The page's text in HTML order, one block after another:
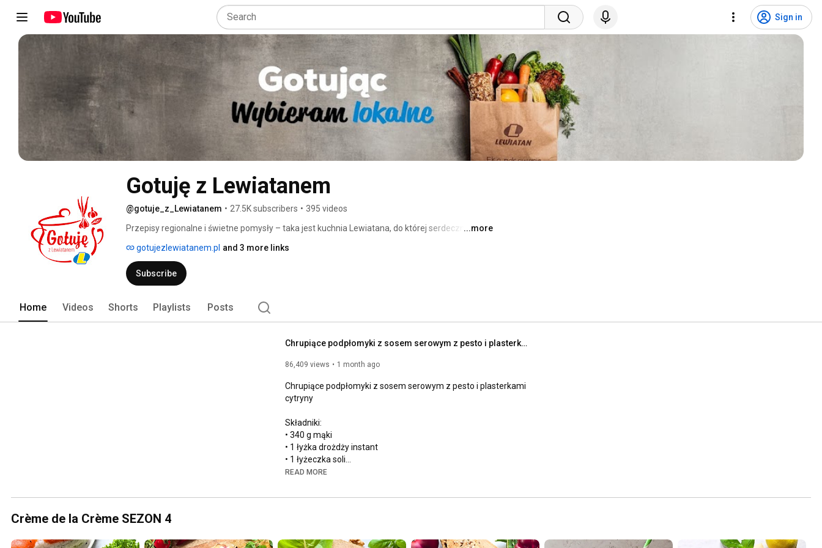
Sign in
Gotuję z Lewiatanem
@gotuje_z_Lewiatanem • 27.5K subscribers • 395 videos
Przepisy regionalne i świetne pomysły – taka jest kuchnia Lewiatana, do której serdecznie Cię
...more
gotujezlewiatanem.pl and 3 more links
Subscribe
Home Videos Shorts Playlists Posts
Chrupiące podpłomyki z sosem serowym z pesto i plasterkami cytryny
86,409 views 1 month ago
Chrupiące podpłomyki z sosem serowym z pesto i plasterkami
cytryny
Składniki:
• 340 g mąki
• 1 łyżka drożdży instant
• 1 łyżeczka soli
• 1 łyżeczka cukru
• 1 łyżka oleju
• 1 łyżeczka suszonego oregano
READ MORE
Crème de la Crème SEZON 4